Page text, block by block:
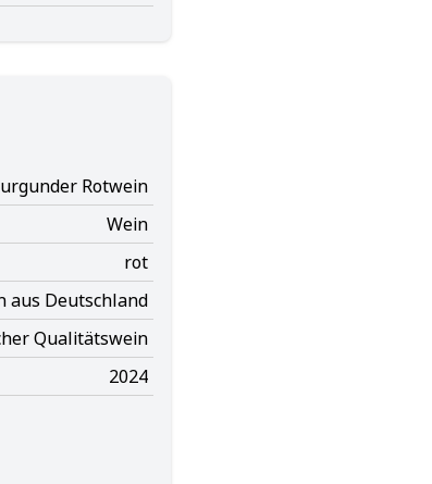
Rotwein
Wein
rot
aus Deutschland
Qualitätswein
2024